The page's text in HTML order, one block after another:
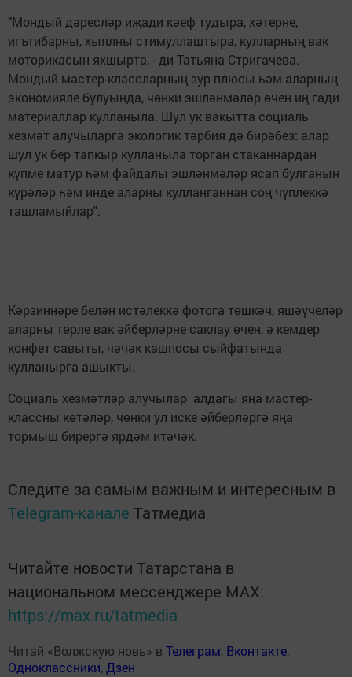
"Мондый дәресләр иҗади кәеф тудыра, хәтерне,
игътибарны, хыялны стимуллаштыра, кулларның вак
моторикасын яхшырта, - ди Татьяна Стригачева. -
Мондый мастер-классларның зур плюсы һәм аларның
экономияле булуында, чөнки эшләнмәләр өчен иң гади
материаллар кулланыла. Шул ук вакытта социаль
хезмәт алучыларга экологик тәрбия дә бирәбез: алар
шул ук бер тапкыр кулланыла торган стаканнардан
күпме матур һәм файдалы эшләнмәләр ясап булганын
күрәләр һәм инде аларны кулланганнан соң чүплеккә
ташламыйлар".
Кәрзиннәре белән истәлеккә фотога төшкәч, яшәүчеләр
аларны төрле вак әйберләрне саклау өчен, ә кемдер
конфет савыты, чәчәк кашпосы сыйфатында
кулланырга ашыкты.
Социаль хезмәтләр алучылар алдагы яңа мастер-
классны көтәләр, чөнки ул иске әйберләргә яңа
тормыш бирергә ярдәм итәчәк.
Следите за самым важным и интересным в
Telegram-канале Татмедиа
Читайте новости Татарстана в
национальном мессенджере MАХ:
https://max.ru/tatmedia
Читай «Волжскую новь» в Телеграм, Вконтакте,
Одноклассники,Дзен